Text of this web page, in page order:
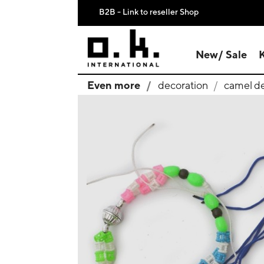
B2B - Link to reseller Shop
New/ Sale
Even more decoration camel
search